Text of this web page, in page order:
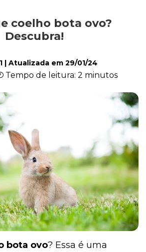
Exóticos e Silvestres
Mamíferos
Roedores
coelho bota ovo?
Descubra!
| Atualizada em 29/01/24
Tempo de leitura: 2 minutos
bota ovo? Essa é uma